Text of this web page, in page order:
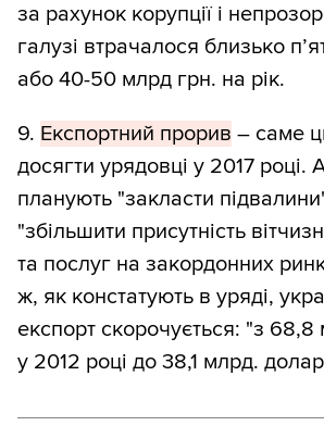
за рахунок корупції і
галузі втрачалося близько
або 40-50 млрд грн. на рік.
9. Експортний прорив – саме
досягти урядовці у 2017 році.
планують "закласти
"збільшити присутність
та послуг на закордонних
ж, як констатують в уряді,
експорт скорочується: "з 68,8
у 2012 році до 38,1 млрд.